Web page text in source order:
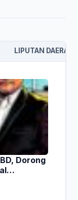
LIPUTAN DAERAH
Dorong